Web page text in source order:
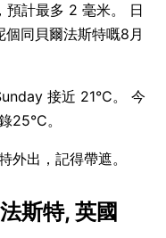
預計最多 2 毫米。 日
個同貝爾法斯特嘅8月
接近 21°C。 今
25°C。
外出，記得帶遮。
斯特, 英國